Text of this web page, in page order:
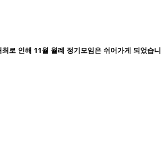
로 인해 11월 월례 정기모임은 쉬어가게 되었습